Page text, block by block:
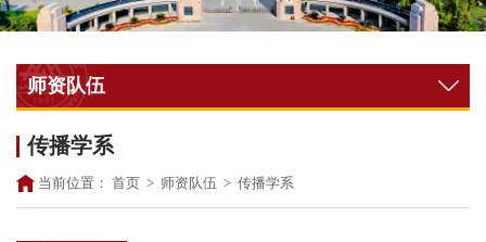
师资队伍
传播学系
当前位置： 首页 > 师资队伍 > 传播学系